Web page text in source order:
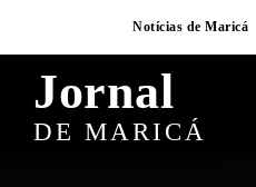
Notícias de Maricá
Jornal
DE MARICÁ